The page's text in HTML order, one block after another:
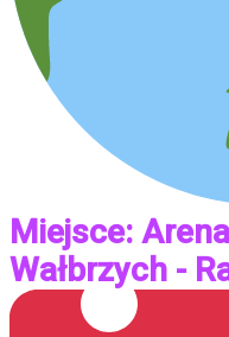
Miejsce:
Wałbrzych -